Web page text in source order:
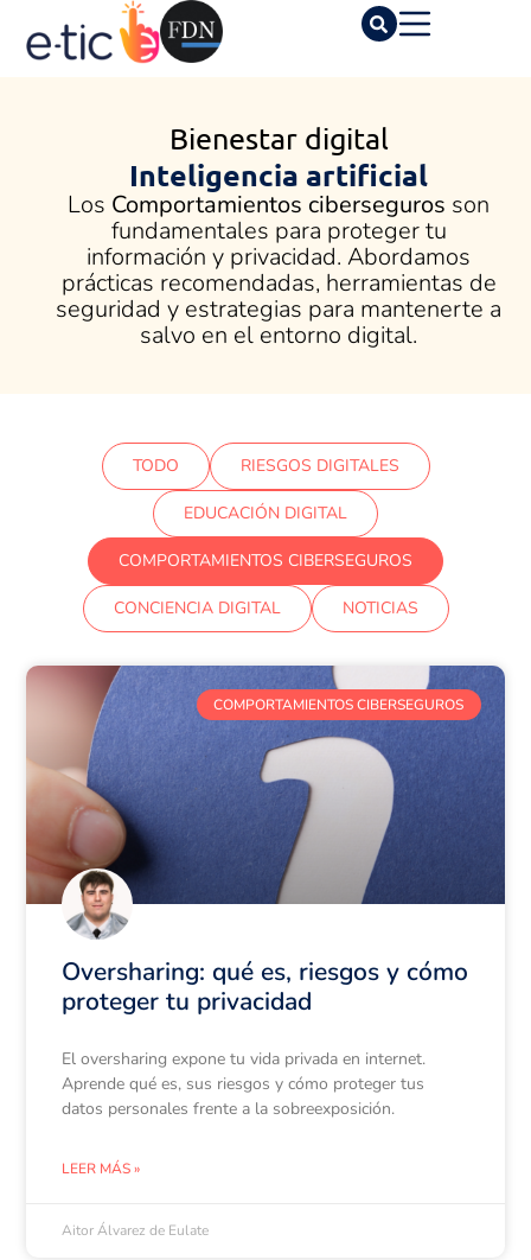
Bienestar digital
Inteligencia artificial
Los Comportamientos ciberseguros son
fundamentales para proteger tu
información y privacidad. Abordamos
prácticas recomendadas, herramientas de
seguridad y estrategias para mantenerte a
salvo en el entorno digital.
TODO RIESGOS DIGITALES
EDUCACIÓN DIGITAL
COMPORTAMIENTOS CIBERSEGUROS
CONCIENCIA DIGITAL NOTICIAS
COMPORTAMIENTOS CIBERSEGUROS
Oversharing: qué es, riesgos y cómo
proteger tu privacidad
El oversharing expone tu vida privada en internet.
Aprende qué es, sus riesgos y cómo proteger tus
datos personales frente a la sobreexposición.
LEER MÁS »
Aitor Álvarez de Eulate